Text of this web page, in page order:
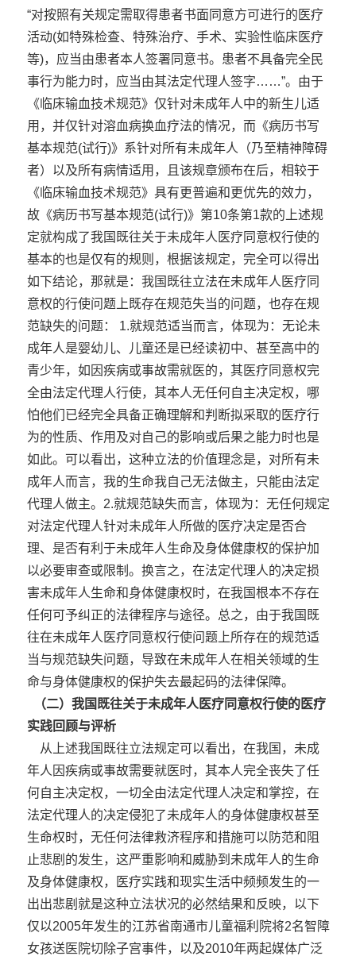
“对按照有关规定需取得患者书面同意方可进行的医疗
活动(如特殊检查、特殊治疗、手术、实验性临床医疗
等)，应当由患者本人签署同意书。患者不具备完全民
事行为能力时，应当由其法定代理人签字……”。由于
《临床输血技术规范》仅针对未成年人中的新生儿适
用，并仅针对溶血病换血疗法的情况，而《病历书写
基本规范(试行)》系针对所有未成年人（乃至精神障碍
者）以及所有病情适用，且该规章颁布在后，相较于
《临床输血技术规范》具有更普遍和更优先的效力，
故《病历书写基本规范(试行)》第10条第1款的上述规
定就构成了我国既往关于未成年人医疗同意权行使的
基本的也是仅有的规则，根据该规定，完全可以得出
如下结论，那就是：我国既往立法在未成年人医疗同
意权的行使问题上既存在规范失当的问题，也存在规
范缺失的问题： 1.就规范适当而言，体现为：无论未
成年人是婴幼儿、儿童还是已经读初中、甚至高中的
青少年，如因疾病或事故需就医的，其医疗同意权完
全由法定代理人行使，其本人无任何自主决定权，哪
怕他们已经完全具备正确理解和判断拟采取的医疗行
为的性质、作用及对自己的影响或后果之能力时也是
如此。可以看出，这种立法的价值理念是，对所有未
成年人而言，我的生命我自己无法做主，只能由法定
代理人做主。2.就规范缺失而言，体现为：无任何规定
对法定代理人针对未成年人所做的医疗决定是否合
理、是否有利于未成年人生命及身体健康权的保护加
以必要审查或限制。换言之，在法定代理人的决定损
害未成年人生命和身体健康权时，在我国根本不存在
任何可予纠正的法律程序与途径。总之，由于我国既
往在未成年人医疗同意权行使问题上所存在的规范适
当与规范缺失问题，导致在未成年人在相关领域的生
命与身体健康权的保护失去最起码的法律保障。
（二）我国既往关于未成年人医疗同意权行使的医疗
实践回顾与评析
从上述我国既往立法规定可以看出，在我国，未成
年人因疾病或事故需要就医时，其本人完全丧失了任
何自主决定权，一切全由法定代理人决定和掌控，在
法定代理人的决定侵犯了未成年人的身体健康权甚至
生命权时，无任何法律救济程序和措施可以防范和阻
止悲剧的发生，这严重影响和威胁到未成年人的生命
及身体健康权，医疗实践和现实生活中频频发生的一
出出悲剧就是这种立法状况的必然结果和反映，以下
仅以2005年发生的江苏省南通市儿童福利院将2名智障
女孩送医院切除子宫事件，以及2010年两起媒体广泛